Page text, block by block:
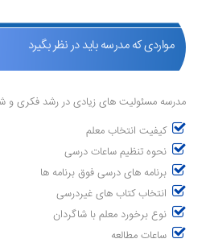
مواردی که مدرسه باید در نظر بگیرد
مدرسه مسئولیت های زیادی در رشد فکری و
کیفیت انتخاب معلم
نحوه تنظیم ساعات درسی
برنامه های درسی فوق برنامه ها
انتخاب کتاب های غیردرسی
نوع برخورد معلم با شاگردان
ساعات مطالعه